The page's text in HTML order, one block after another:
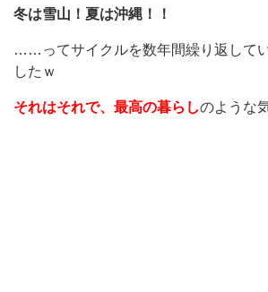
冬は雪山！夏は沖縄！！
……ってサイクルを数年間繰り返して
したｗ
それはそれで、最高の暮らしのような